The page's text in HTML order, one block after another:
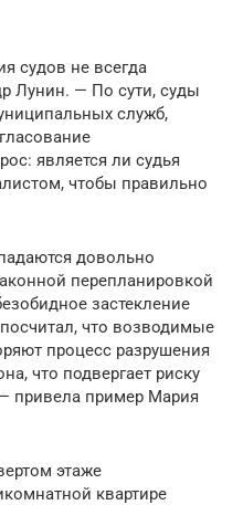
судов не всегда
Лунин. — По сути, суды
служб,
является ли судья
чтобы правильно
довольно
перепланировкой
застекление
что возводимые
процесс разрушения
что подвергает риску
привела пример Мария
этаже
квартире